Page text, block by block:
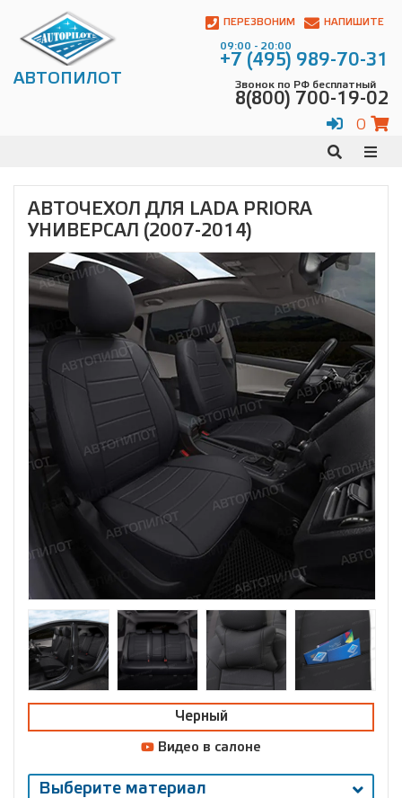
АВТОПИЛОТ
ПЕРЕЗВОНИМ НАПИШИТЕ
09:00 - 20:00
+7 (495) 989-70-31
Звонок по РФ бесплатный
8(800) 700-19-02
0
АВТОЧЕХОЛ ДЛЯ LADA PRIORA
УНИВЕРСАЛ (2007-2014)
Черный
Видео в салоне
Выберите материал
Контакты:
Адрес:
Чагинская
700-
Телефон:+7
(495)
почта:
info@avtopilot1.ru